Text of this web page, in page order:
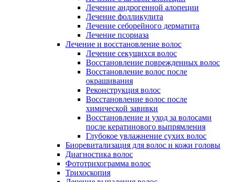
Лечение андрогенной алопеции
Лечение фолликулита
Лечение себорейного дерматита
Лечение псориаза
Лечение и восстановление волос
Лечение секущихся волос
Восстановление поврежденных волос
Восстановление волос после
окрашивания
Реконструкция волос
Восстановление волос после
химической завивки
Восстановление и уход за волосами
после кератинового выпрямления
Глубокое увлажнение сухих волос
Биоревитализация для волос и кожи головы
Диагностика волос
Фототрихограмма волос
Трихоскопия